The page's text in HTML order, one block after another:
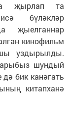
җырлап та
бүләкләр
җыелганнар
кинофильм
уздырылды.
шундый
бик канәгать
китапханә